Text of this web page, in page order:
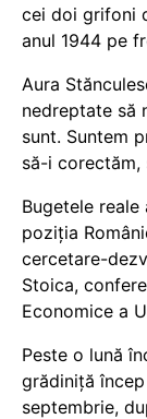
cei doi grifoni
anul 1944 pe
Aura
nedreptate să
sunt. Suntem
să-i
Bugetele
poziția
cercetare-
Stoica,
Economice a
Peste o lună
grădiniță
septembrie,